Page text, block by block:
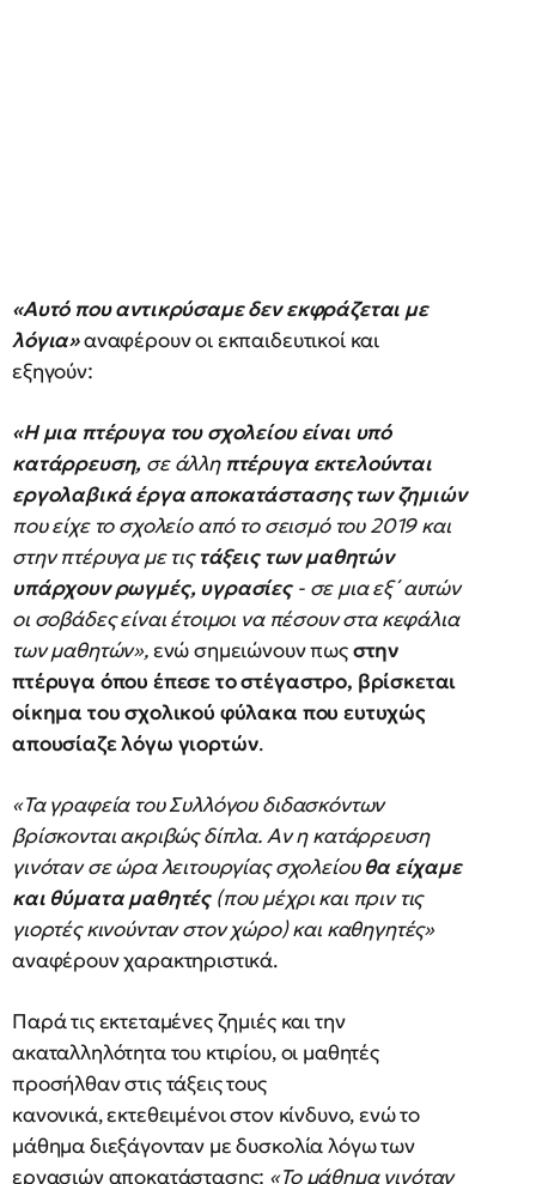
«Αυτό που αντικρύσαμε δεν εκφράζεται με
λόγια»αναφέρουν οι εκπαιδευτικοί και
εξηγούν:
«Η μια πτέρυγα του σχολείου είναι υπό
κατάρρευση, σε άλλη πτέρυγα εκτελούνται
εργολαβικά έργα αποκατάστασης των ζημιών
που είχε το σχολείο από το σεισμό του 2019 και
στην πτέρυγα με τιςτάξεις των μαθητών
υπάρχουν ρωγμές, υγρασίες- σε μια εξ΄ αυτών
οι σοβάδες είναι έτοιμοι να πέσουν στα κεφάλια
των μαθητών»,ενώ σημειώνουν πωςστην
πτέρυγα όπου έπεσε το στέγαστρο, βρίσκεται
οίκημα του σχολικού φύλακα που ευτυχώς
απουσίαζε λόγω γιορτών.
«Τα γραφεία του Συλλόγου διδασκόντων
βρίσκονται ακριβώς δίπλα. Αν η κατάρρευση
γινόταν σε ώρα λειτουργίας σχολείουθα είχαμε
και θύματα μαθητές(που μέχρι και πριν τις
γιορτές κινούνταν στον χώρο) και καθηγητές»
αναφέρουν χαρακτηριστικά.
Παρά τις εκτεταμένες ζημιές και την
ακαταλληλότητα του κτιρίου, οι μαθητές
προσήλθαν στις τάξεις τους
κανονικά, εκτεθειμένοι στον κίνδυνο, ενώ το
μάθημα διεξάγονταν με δυσκολία λόγω των
εργασιών αποκατάστασης: «Το μάθημα γινόταν